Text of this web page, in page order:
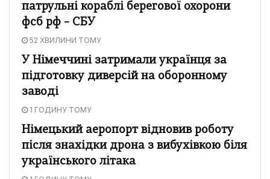
патрульні кораблі берегової охорони
фсб рф – СБУ
52 ХВИЛИНИ ТОМУ
У Німеччині затримали українця за
підготовку диверсій на оборонному
заводі
1 ГОДИНУ ТОМУ
Німецький аеропорт відновив роботу
після знахідки дрона з вибухівкою біля
українського літака